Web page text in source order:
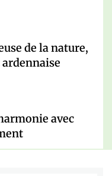
de la nature,
avec